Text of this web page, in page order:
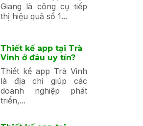
Giang là công cụ tiếp
thị hiệu quả số 1...
Thiết kế app tại Trà
Vinh ở đâu uy tín?
Thiết kế app Trà Vinh
là địa chỉ giúp các
doanh nghiệp phát
triển,...